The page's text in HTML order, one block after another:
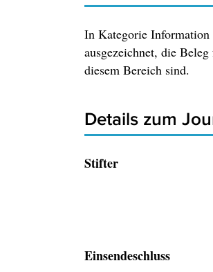
In Kategorie
ausgezeichnet, die
diesem Bereich sind.
Details zum
Stifter
Einsendeschluss